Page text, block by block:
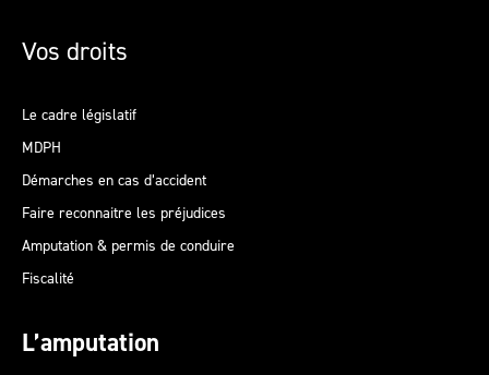
Vos droits
Le cadre législatif
MDPH
Démarches en cas d’accident
Faire reconnaitre les préjudices
Amputation & permis de conduire
Fiscalité
L’amputation